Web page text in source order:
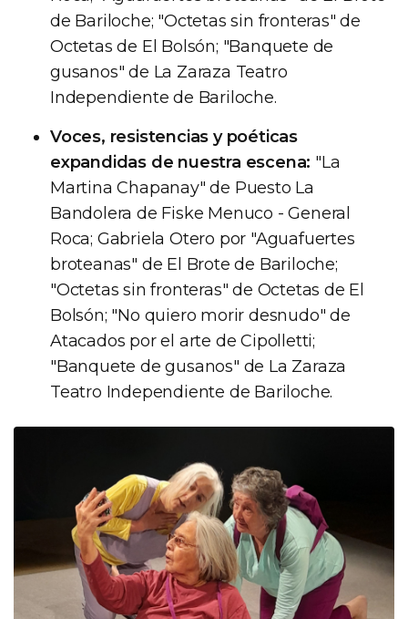
de Bariloche; "Octetas sin fronteras" de
Octetas de El Bolsón; "Banquete de
gusanos" de La Zaraza Teatro
Independiente de Bariloche.
Voces, resistencias y poéticas
expandidas de nuestra escena: "La
Martina Chapanay" de Puesto La
Bandolera de Fiske Menuco - General
Roca; Gabriela Otero por "Aguafuertes
broteanas" de El Brote de Bariloche;
"Octetas sin fronteras" de Octetas de El
Bolsón; "No quiero morir desnudo" de
Atacados por el arte de Cipolletti;
"Banquete de gusanos" de La Zaraza
Teatro Independiente de Bariloche.